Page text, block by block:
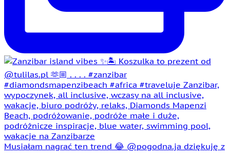
Musiałam nagrać ten trend 😂 @pogodna.ja dziękuję z